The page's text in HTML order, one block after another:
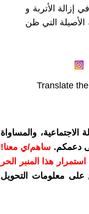
الأتربة و
الأصيلة التي ظن
Translate
والمساواة
دعمكم. ساهم/ي معنا!
استمرار هذا المنبر الحر
على معلومات التحويل